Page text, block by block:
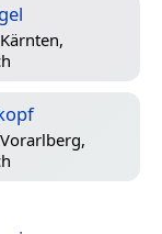
Kärnten,
Vorarlberg,